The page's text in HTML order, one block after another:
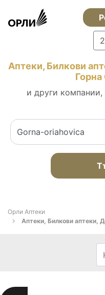
Аптеки, Билкови
и други компании,
Орли Аптеки
Аптеки, Билкови аптеки,